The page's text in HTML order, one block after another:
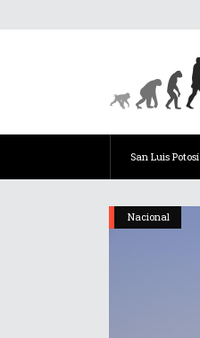
San Luis Potosí
Nacional